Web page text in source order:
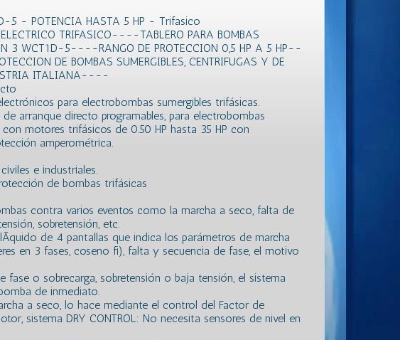
5 - POTENCIA HASTA 5 HP - Trifasico
ELECTRICO TRIFASICO----TABLERO PARA BOMBAS
3 WCT1D-5----RANGO DE PROTECCION 0,5 HP A 5 HP--
DE BOMBAS SUMERGIBLES, CENTRIFUGAS Y DE
ITALIANA----
para electrobombas sumergibles trifásicas.
arranque directo programables, para electrobombas
con motores trifásicos de 0.50 HP hasta 35 HP con
amperométrica.
e industriales.
de bombas trifásicas
contra varios eventos como la marcha a seco, falta de
sobretensión, etc.
de 4 pantallas que indica los parámetros de marcha
en 3 fases, coseno fi), falta y secuencia de fase, el motivo
fase o sobrecarga, sobretensión o baja tensión, el sistema
de inmediato.
a seco, lo hace mediante el control del Factor de
sistema DRY CONTROL: No necesita sensores de nivel en